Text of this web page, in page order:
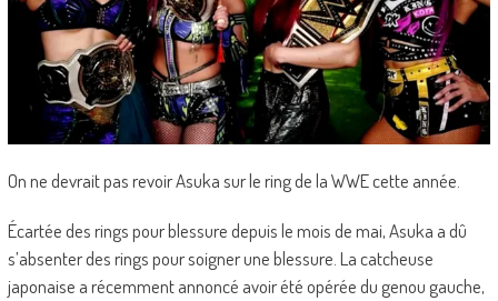
On ne devrait pas revoir Asuka sur le ring de la WWE cette année.
Écartée des rings pour blessure depuis le mois de mai, Asuka a dû
s’absenter des rings pour soigner une blessure. La catcheuse
japonaise a récemment annoncé avoir été opérée du genou gauche,